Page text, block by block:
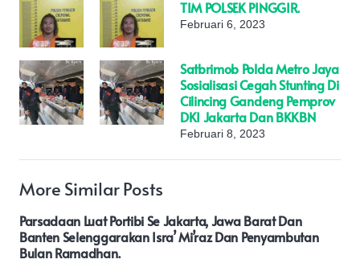
TIM POLSEK PINGGIR.
Februari 6, 2023
Satbrimob Polda Metro Jaya
Sosialisasi Cegah Stunting Di
Cilincing Gandeng Pemprov
DKI Jakarta Dan BKKBN
Februari 8, 2023
More Similar Posts
Parsadaan Luat Portibi Se Jakarta, Jawa Barat Dan
Banten Selenggarakan Isra’ Mi’raz Dan Penyambutan
Bulan Ramadhan.